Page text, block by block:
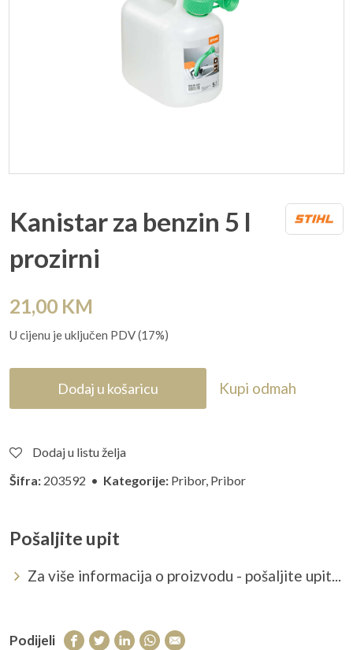
Kanistar za benzin 5 l
prozirni
21,00 KM
U cijenu je uključen PDV (17%)
Dodaj u košaricu Kupi odmah
Dodaj u listu želja
Šifra: 203592 • Kategorije: Pribor, Pribor
Pošaljite upit
Za više informacija o proizvodu - pošaljite upit...
Podijeli